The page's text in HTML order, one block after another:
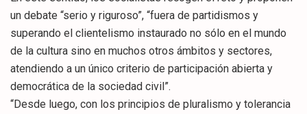
un debate “serio y riguroso”, “fuera de partidismos y
superando el clientelismo instaurado no sólo en el mundo
de la cultura sino en muchos otros ámbitos y sectores,
atendiendo a un único criterio de participación abierta y
democrática de la sociedad civil”.
“Desde luego, con los principios de pluralismo y tolerancia